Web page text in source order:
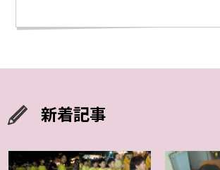
新着記事